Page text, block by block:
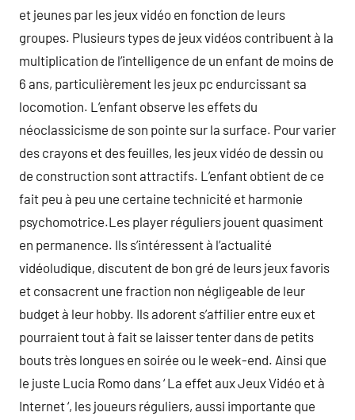
et jeunes par les jeux vidéo en fonction de leurs
groupes. Plusieurs types de jeux vidéos contribuent à la
multiplication de l’intelligence de un enfant de moins de
6 ans, particulièrement les jeux pc endurcissant sa
locomotion. L’enfant observe les effets du
néoclassicisme de son pointe sur la surface. Pour varier
des crayons et des feuilles, les jeux vidéo de dessin ou
de construction sont attractifs. L’enfant obtient de ce
fait peu à peu une certaine technicité et harmonie
psychomotrice.Les player réguliers jouent quasiment
en permanence. Ils s’intéressent à l’actualité
vidéoludique, discutent de bon gré de leurs jeux favoris
et consacrent une fraction non négligeable de leur
budget à leur hobby. Ils adorent s’affilier entre eux et
pourraient tout à fait se laisser tenter dans de petits
bouts très longues en soirée ou le week-end. Ainsi que
le juste Lucia Romo dans ‘ La effet aux Jeux Vidéo et à
Internet ‘, les joueurs réguliers, aussi importante que